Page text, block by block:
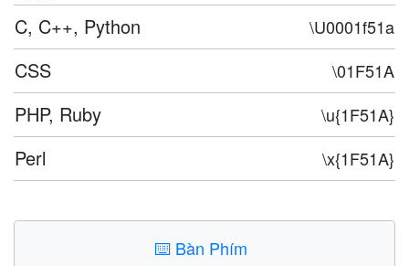
C, C++, Python \U0001f51a
CSS \01F51A
PHP, Ruby \u{1F51A}
Perl \x{1F51A}
⌨️ Bàn Phím